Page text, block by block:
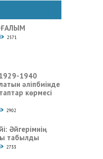
ҒАЛЫМ
2571
1940
әліпбиінде
көрмесі
2902
Әйгерімнің
табылды
2733